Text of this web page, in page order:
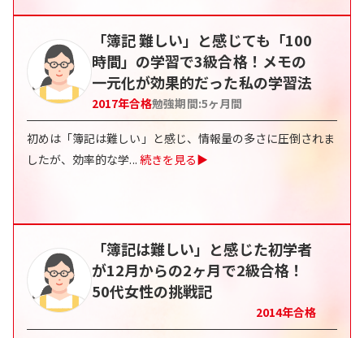
「簿記 難しい」と感じても「100
時間」の学習で3級合格！メモの
一元化が効果的だった私の学習法
2017年合格勉強期間:5ヶ月間
初めは「簿記は難しい」と感じ、情報量の多さに圧倒されま
したが、効率的な学... 続きを見る▶
「簿記は難しい」と感じた初学者
が12月からの2ヶ月で2級合格！
50代女性の挑戦記
2014年合格